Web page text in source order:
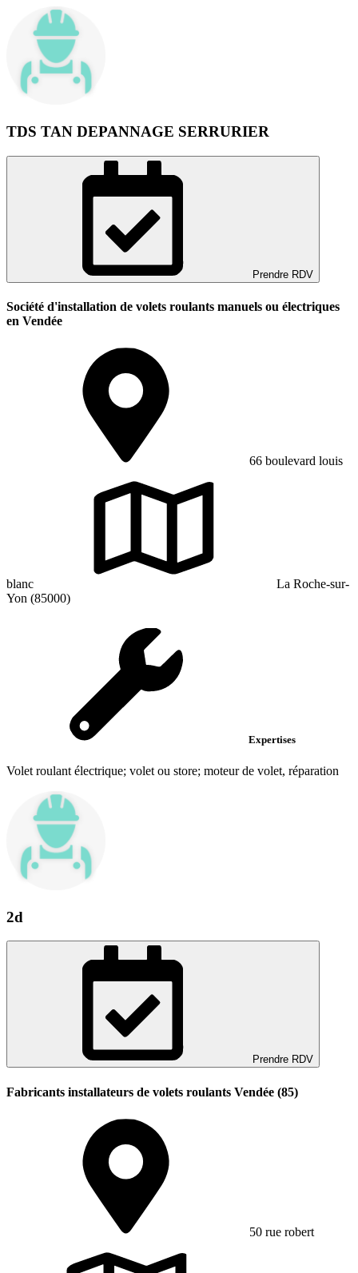
TDS TAN DEPANNAGE SERRURIER
Prendre RDV
Société d'installation de volets roulants manuels ou électriques
en Vendée
66 boulevard louis
blanc
La Roche-sur-
Yon (85000)
Expertises
Volet roulant électrique; volet ou store; moteur de volet, réparation
2d
Prendre RDV
Fabricants installateurs de volets roulants Vendée (85)
50 rue robert